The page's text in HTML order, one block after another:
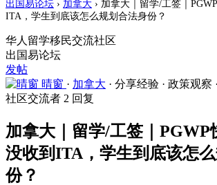
出国易论坛 › 加拿大 › 加拿大｜留学/工签｜
ITA，学生到底该怎么规划合法身份？
华人留学移民交流社区
出国易论坛
发帖
晴窗 · 加拿大 · 分享经验 · 政策观察 ·
社区交流者 2 回复
加拿大｜留学/工签｜PGWP
没收到ITA，学生到底该怎
份？